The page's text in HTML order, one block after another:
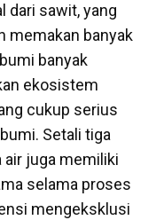
dari sawit, yang
memakan banyak
banyak
ekosistem
cukup serius
Setali tiga
air juga memiliki
selama proses
mengeksklusi